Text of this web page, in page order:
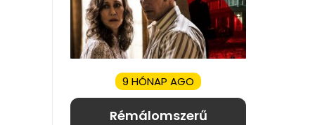
9 HÓNAP AGO
Rémálomszerű